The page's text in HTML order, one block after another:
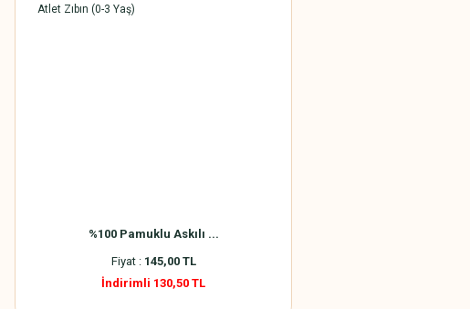
%100 Pamuklu Askılı ...
Fiyat : 145,00 TL
İndirimli 130,50 TL